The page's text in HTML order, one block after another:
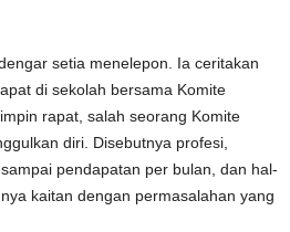
setia menelepon. Ia ceritakan
di sekolah bersama Komite
rapat, salah seorang Komite
diri. Disebutnya profesi,
pendapatan per bulan, dan hal-
kaitan dengan permasalahan yang